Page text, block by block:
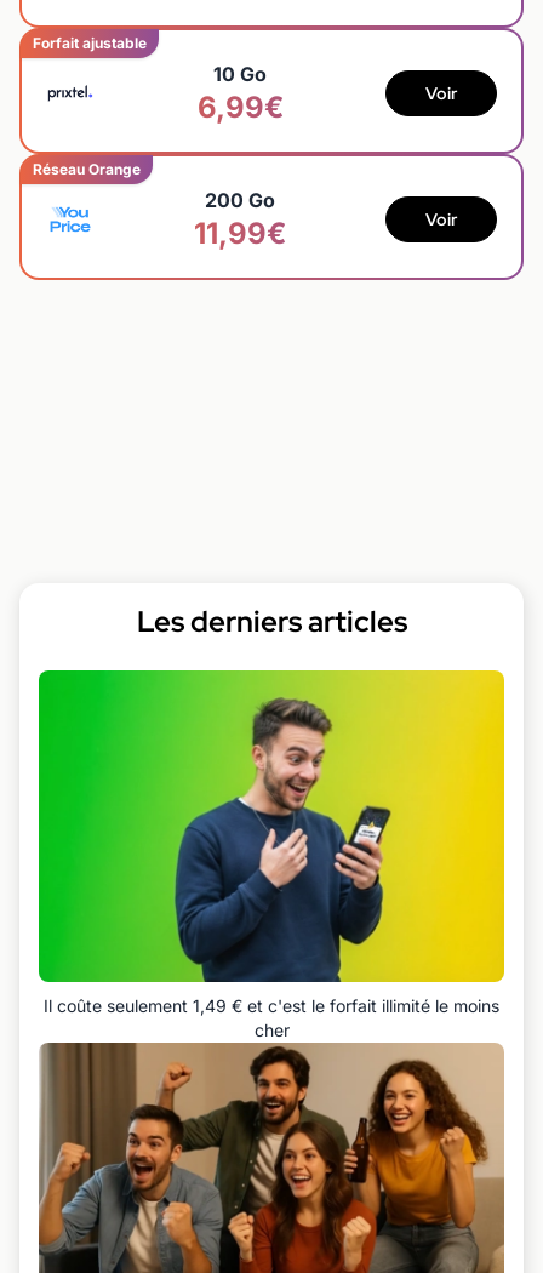
Forfait ajustable
10 Go
6,99€ Voir
Réseau Orange
200 Go
11,99€ Voir
Les derniers articles
Il coûte seulement 1,49 € et c'est le forfait illimité le moins
cher